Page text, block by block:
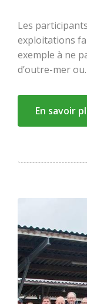
Les
exploitations
exemple à ne
d’outre-mer ou.
En savoir